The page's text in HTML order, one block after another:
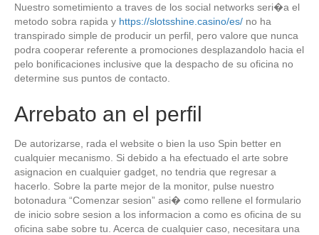
Nuestro sometimiento a traves de los social networks seri�a el
metodo sobra rapida y https://slotsshine.casino/es/ no ha
transpirado simple de producir un perfil, pero valore que nunca
podra cooperar referente a promociones desplazandolo hacia el
pelo bonificaciones inclusive que la despacho de su oficina no
determine sus puntos de contacto.
Arrebato an el perfil
De autorizarse, rada el website o bien la uso Spin better en
cualquier mecanismo. Si debido a ha efectuado el arte sobre
asignacion en cualquier gadget, no tendria que regresar a
hacerlo. Sobre la parte mejor de la monitor, pulse nuestro
botonadura “Comenzar sesion” asi� como rellene el formulario
de inicio sobre sesion a los informacion a como es oficina de su
oficina sabe sobre tu. Acerca de cualquier caso, necesitara una